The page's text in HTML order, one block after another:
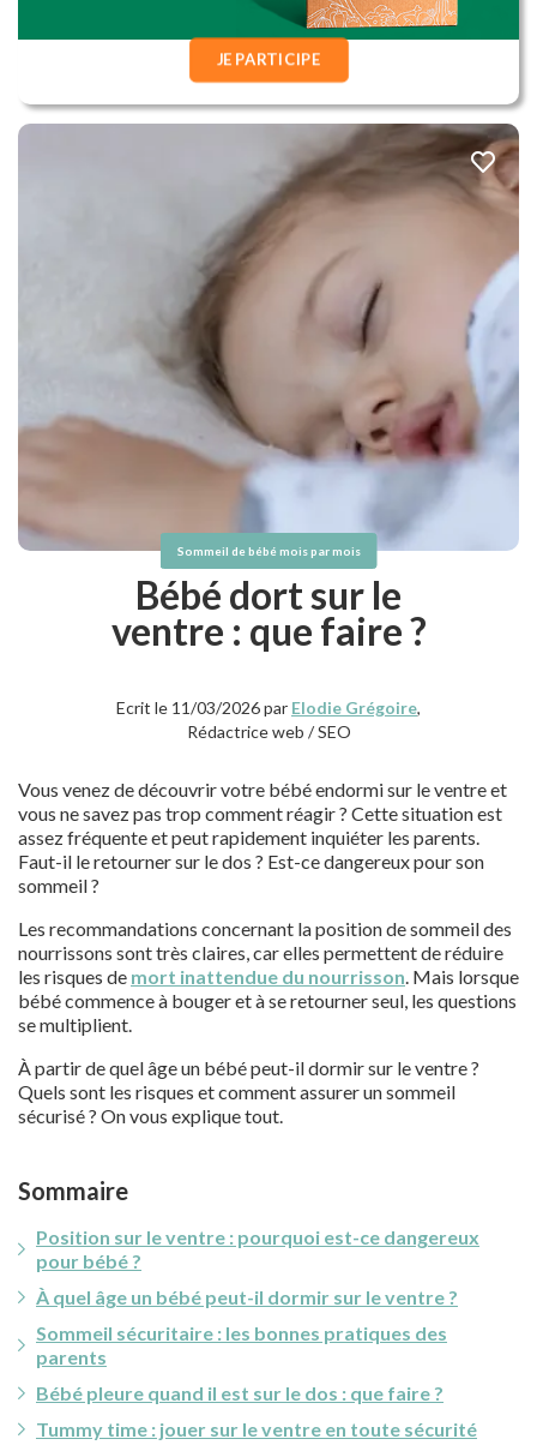
JE PARTICIPE
Sommeil de bébé mois par mois
Bébé dort sur le
ventre : que faire ?
Ecrit le 11/03/2026 par Elodie Grégoire,
Rédactrice web / SEO
Vous venez de découvrir votre bébé endormi sur le ventre et
vous ne savez pas trop comment réagir ? Cette situation est
assez fréquente et peut rapidement inquiéter les parents.
Faut-il le retourner sur le dos ? Est-ce dangereux pour son
sommeil ?
Les recommandations concernant la position de sommeil des
nourrissons sont très claires, car elles permettent de réduire
les risques de mort inattendue du nourrisson . Mais lorsque
bébé commence à bouger et à se retourner seul, les questions
se multiplient.
À partir de quel âge un bébé peut-il dormir sur le ventre ?
Quels sont les risques et comment assurer un sommeil
sécurisé ? On vous explique tout.
Sommaire
Position sur le ventre : pourquoi est-ce dangereux
pour bébé ?
À quel âge un bébé peut-il dormir sur le ventre ?
Sommeil sécuritaire : les bonnes pratiques des
parents
Bébé pleure quand il est sur le dos : que faire ?
Tummy time : jouer sur le ventre en toute sécurité